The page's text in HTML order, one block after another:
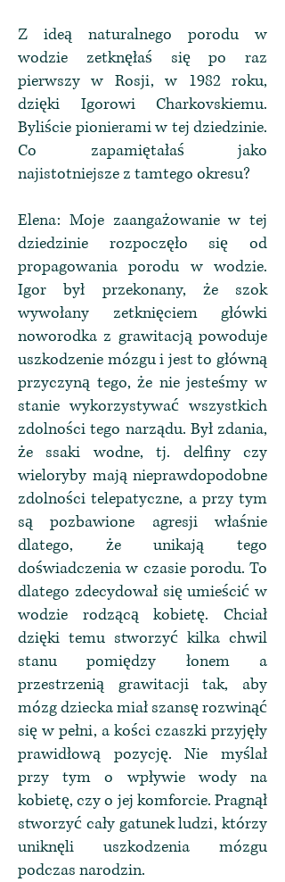
Z ideą naturalnego porodu w
wodzie zetknęłaś się po raz
pierwszy w Rosji, w 1982 roku,
dzięki Igorowi Charkovskiemu.
Byliście pionierami w tej dziedzinie.
Co zapamiętałaś jako
najistotniejsze z tamtego okresu?
Elena: Moje zaangażowanie w tej
dziedzinie rozpoczęło się od
propagowania porodu w wodzie.
Igor był przekonany, że szok
wywołany zetknięciem główki
noworodka z grawitacją powoduje
uszkodzenie mózgu i jest to główną
przyczyną tego, że nie jesteśmy w
stanie wykorzystywać wszystkich
zdolności tego narządu. Był zdania,
że ssaki wodne, tj. delfiny czy
wieloryby mają nieprawdopodobne
zdolności telepatyczne, a przy tym
są pozbawione agresji właśnie
dlatego, że unikają tego
doświadczenia w czasie porodu. To
dlatego zdecydował się umieścić w
wodzie rodzącą kobietę. Chciał
dzięki temu stworzyć kilka chwil
stanu pomiędzy łonem a
przestrzenią grawitacji tak, aby
mózg dziecka miał szansę rozwinąć
się w pełni, a kości czaszki przyjęły
prawidłową pozycję. Nie myślał
przy tym o wpływie wody na
kobietę, czy o jej komforcie. Pragnął
stworzyć cały gatunek ludzi, którzy
uniknęli uszkodzenia mózgu
podczas narodzin.